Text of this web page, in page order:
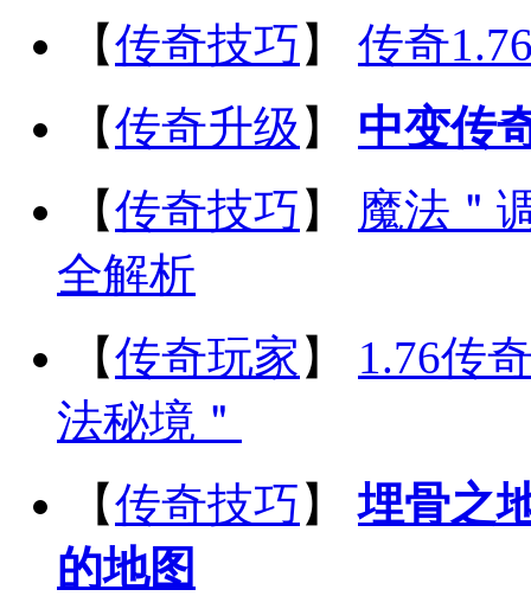
【传奇技巧 】 传奇
【传奇升级 】 中变传
【传奇技巧 】 魔法＂
全解析
【传奇玩家 】 1.76传
法秘境＂
【传奇技巧 】埋骨之
的地图